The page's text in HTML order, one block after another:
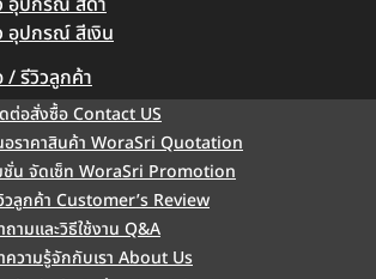
อุปกรณ์ สีเงิน
รีวิวลูกค้า
ต่อสั่งซื้อ Contact US
อราคาสินค้า WoraSri Quotation
ชั่น จัดเซ็ท WoraSri Promotion
วลูกค้า Customer’s Review
ถามและวิธีใช้งาน Q&A
ความรู้จักกับเรา About Us